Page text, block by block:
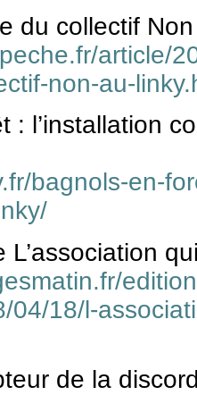
du collectif
article/
non-au-
: l’installation
bagnols-en-
L’association
04/18/l-
de la